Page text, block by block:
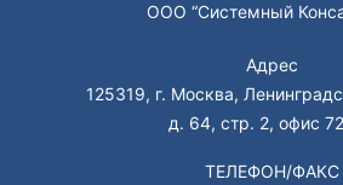
ООО “Системный
Адрес
125319, г. Москва,
д. 64, стр. 2, офис
ТЕЛЕФОН/ФАКС